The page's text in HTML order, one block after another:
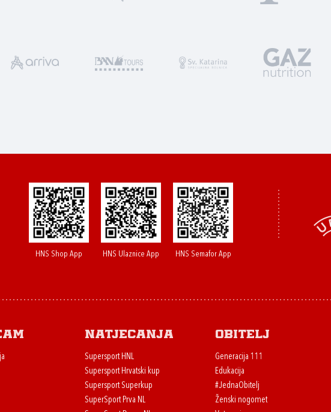
HNS Shop App HNS Ulaznice App HNS Semafor App
Natjecanja
Supersport HNL
Supersport Hrvatski kup
Supersport Superkup
SuperSport Prva NL
Obitelj
Generacija 111
Edukacija
#JednaObitelj
Ženski nogomet